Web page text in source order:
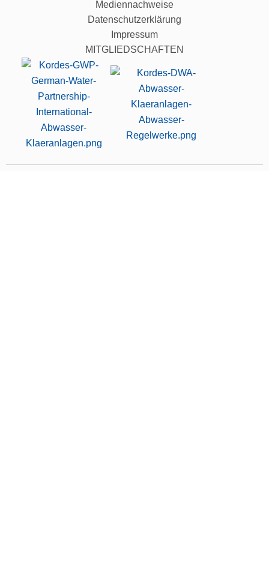
Mediennachweise
Datenschutzerklärung
Impressum
MITGLIEDSCHAFTEN